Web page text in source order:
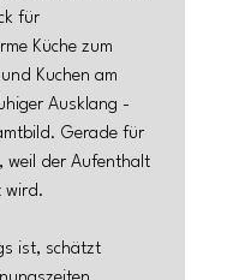
für
Küche zum
Kuchen am
Ausklang -
Gerade für
weil der Aufenthalt
wird.
ist, schätzt